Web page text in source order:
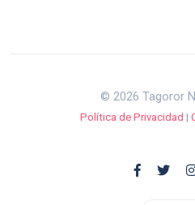
© 2026 Tagoror
Política de Privacidad |